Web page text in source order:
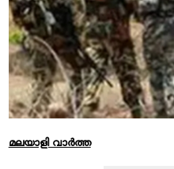
മലയാളി വാര്‍ത്ത